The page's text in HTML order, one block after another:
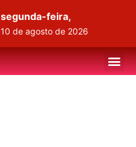
segunda-feira,
10 de agosto de 2026